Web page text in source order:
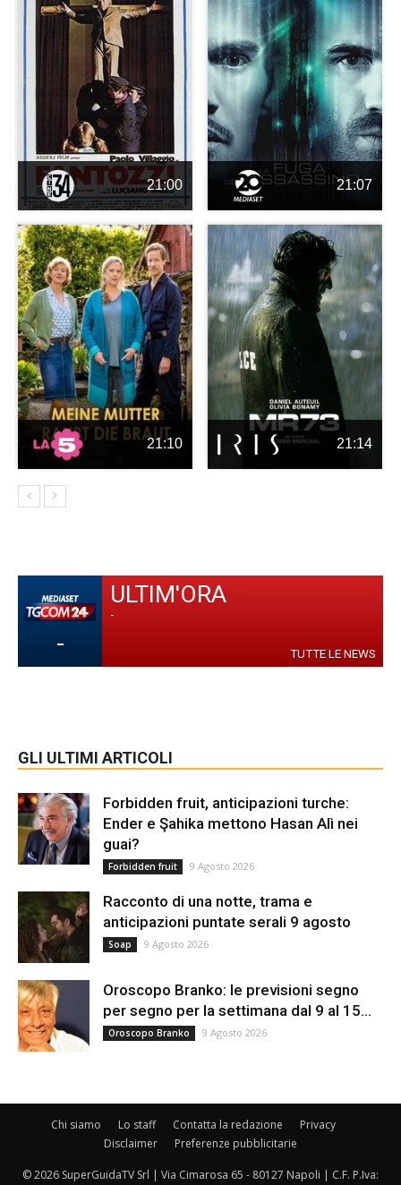
21:00 21:07
21:10 21:14
-
ULTIM'ORA
-
TUTTE LE NEWS
GLI ULTIMI ARTICOLI
Forbidden fruit, anticipazioni turche:
Ender e Şahika mettono Hasan Alì nei
guai?
Forbidden fruit 9 Agosto 2026
Racconto di una notte, trama e
anticipazioni puntate serali 9 agosto
Soap 9 Agosto 2026
Oroscopo Branko: le previsioni segno
per segno per la settimana dal 9 al 15...
Oroscopo Branko 9 Agosto 2026
Chi siamo Lo staff Contatta la redazione
Privacy
Disclaimer
Preferenze pubblicitarie
© 2026 SuperGuidaTV Srl | Via Cimarosa 65 - 80127 Napoli | C.F. P.Iva: